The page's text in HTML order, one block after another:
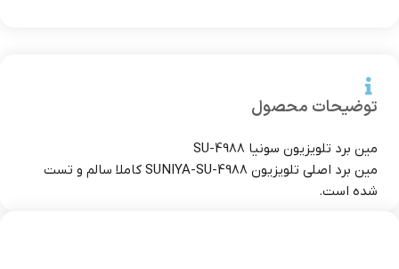
توضیحات محصول
مین برد تلویزیون سونیا SU-4988
مین برد اصلی تلویزیون SUNIYA-SU-4988 کاملا سالم و تست
شده است.